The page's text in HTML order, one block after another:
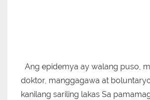
Ang epidemya ay walang puso,
doktor, manggagawa at
kanilang sariling lakas Sa